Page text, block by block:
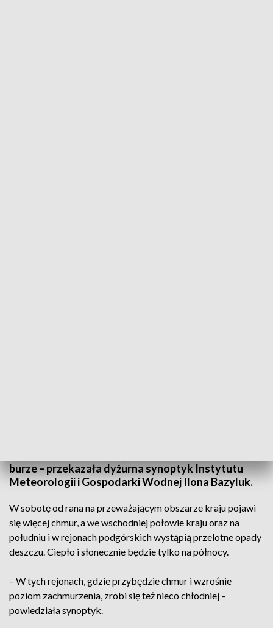
burze – przekazała dyżurna synoptyk Instytutu
Meteorologii i Gospodarki Wodnej Ilona Bazyluk.
W sobotę od rana na przeważającym obszarze kraju pojawi
się więcej chmur, a we wschodniej połowie kraju oraz na
południu i w rejonach podgórskich wystąpią przelotne opady
deszczu. Ciepło i słonecznie będzie tylko na północy.
– W tych rejonach, gdzie przybędzie chmur i wzrośnie
poziom zachmurzenia, zrobi się też nieco chłodniej –
powiedziała synoptyk.